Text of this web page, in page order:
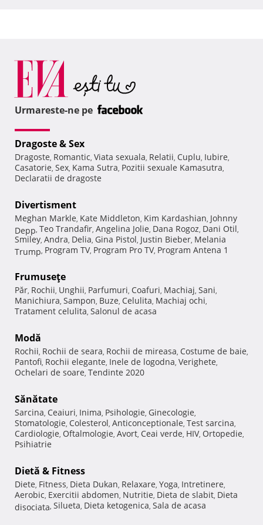
Urmareste-ne pe
Dragoste & Sex
Dragoste, Romantic, Viata sexuala, Relatii, Cuplu, Iubire,
Casatorie, Sex, Kama Sutra, Pozitii sexuale Kamasutra,
Declaratii de dragoste
Divertisment
Meghan Markle, Kate Middleton, Kim Kardashian, Johnny
Depp, Teo Trandafir, Angelina Jolie, Dana Rogoz, Dani Otil,
Smiley, Andra, Delia, Gina Pistol, Justin Bieber, Melania
Trump, Program TV, Program Pro TV, Program Antena 1
Frumuseţe
Păr, Rochii, Unghii, Parfumuri, Coafuri, Machiaj, Sani,
Manichiura, Sampon, Buze, Celulita, Machiaj ochi,
Tratament celulita, Salonul de acasa
Modă
Rochii, Rochii de seara, Rochii de mireasa, Costume de baie,
Pantofi, Rochii elegante, Inele de logodna, Verighete,
Ochelari de soare, Tendinte 2020
Sănătate
Sarcina, Ceaiuri, Inima, Psihologie, Ginecologie,
Stomatologie, Colesterol, Anticonceptionale, Test sarcina,
Cardiologie, Oftalmologie, Avort, Ceai verde, HIV, Ortopedie,
Psihiatrie
Dietă & Fitness
Diete, Fitness, Dieta Dukan, Relaxare, Yoga, Intretinere,
Aerobic, Exercitii abdomen, Nutritie, Dieta de slabit, Dieta
disociata, Silueta, Dieta ketogenica, Sala de acasa